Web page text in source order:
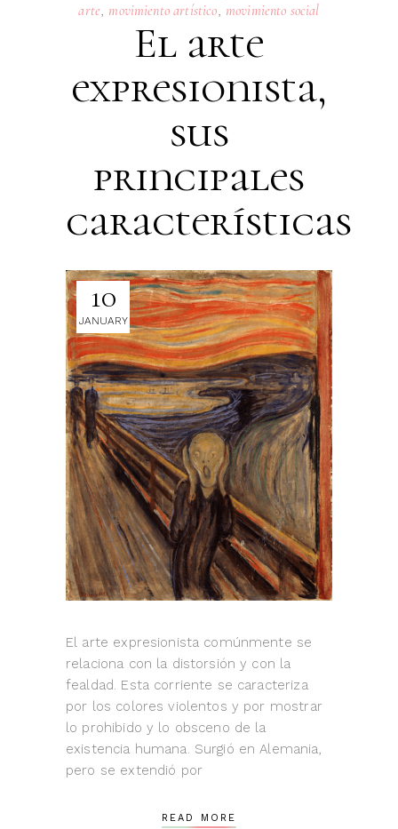
arte movimiento artístico movimiento social
El arte
expresionista,
sus
principales
características
10
JANUARY
El arte expresionista comúnmente se
relaciona con la distorsión y con la
fealdad. Esta corriente se caracteriza
por los colores violentos y por mostrar
lo prohibido y lo obsceno de la
existencia humana. Surgió en Alemania,
pero se extendió por
READ MORE